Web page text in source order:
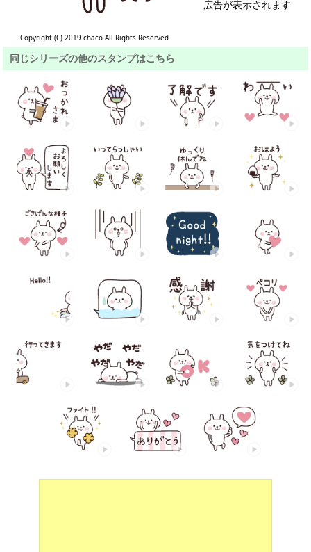
Copyright (C) 2019 chaco All Rights Reserved
広告が表示されます
同じシリーズの他のスタンプはこちら